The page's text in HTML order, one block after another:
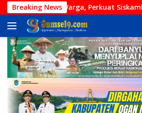
Langsung
ke
konten
Breaking News
Warga, Perkuat Siskamling dan